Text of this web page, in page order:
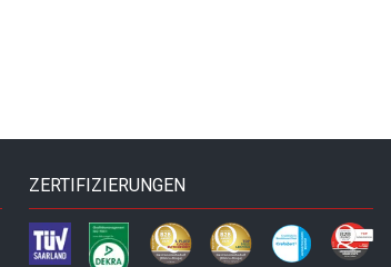
ZERTIFIZIERUNGEN